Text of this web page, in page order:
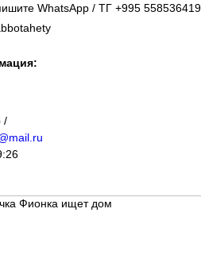
WhatsApp / ТГ +995 558536419
/